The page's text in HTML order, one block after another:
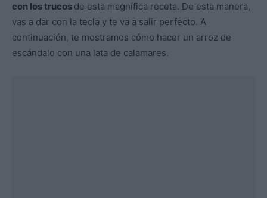
con los trucos de esta magnífica receta. De esta manera,
vas a dar con la tecla y te va a salir perfecto. A
continuación, te mostramos cómo hacer un arroz de
escándalo con una lata de calamares.